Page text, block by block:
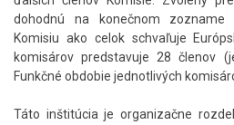
dohodnú na konečnom zozname
Komisiu ako celok schvaľuje
komisárov predstavuje 28 členov
Funkčné obdobie jednotlivých
Táto inštitúcia je organizačne